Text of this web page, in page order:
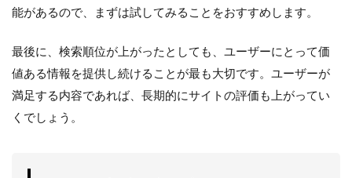
能があるので、まずは試してみることをおすすめします。
最後に、検索順位が上がったとしても、ユーザーにとって価
値ある情報を提供し続けることが最も大切です。ユーザーが
満足する内容であれば、長期的にサイトの評価も上がってい
くでしょう。